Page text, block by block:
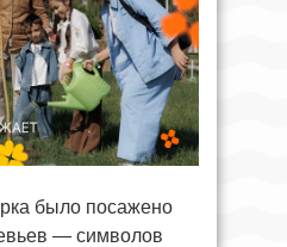
было посажено
— символов